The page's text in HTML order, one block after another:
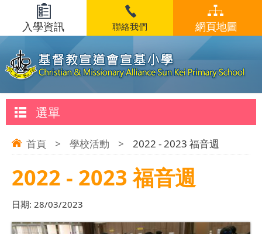
入學資訊 聯絡我們 網頁地圖
選單
首頁 > 學校活動 > 2022 - 2023 福音週
2022 - 2023 福音週
日期: 28/03/2023